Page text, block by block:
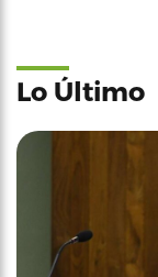
Lo Último